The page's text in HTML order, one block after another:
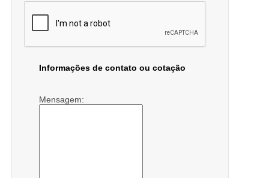
Informações de contato ou cotação
Mensagem: